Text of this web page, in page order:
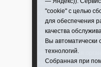
Регистрационный
от 10.06. 2016 г.
надзору в сфере
технологий и
Учредитель
некоммерческая
издательский центр
"cookie" с целью
для обеспечения
качества
Вы автоматически
технологий.
Собранная при